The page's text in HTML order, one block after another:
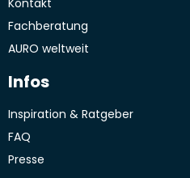
unterwww.haut.de/service/inci
Rohstoffkunde
Kontakt
Fachberatung
AURO weltweit
Infos
Inspiration & Ratgeber
FAQ
Presse